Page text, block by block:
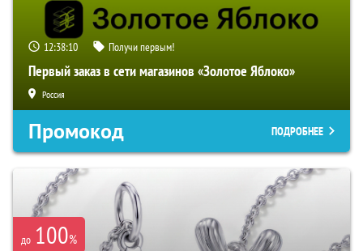
12:38:09 Получи первым!
Первый заказ в сети магазинов «Золотое Яблоко»
Россия
Промокод ПОДРОБНЕЕ
до 100%